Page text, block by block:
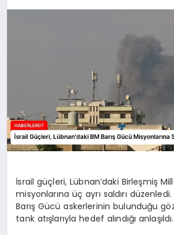
MAGAZIN
İsrail güçleri, Lübnan’daki Birleşmiş
misyonlarına üç ayrı saldırı düzenledi.
Barış Gücü askerlerinin bulunduğu
tank atışlarıyla hedef alındığı anlaşıldı.